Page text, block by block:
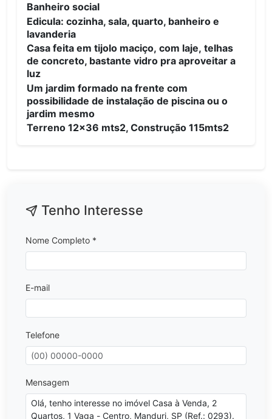
Banheiro social
Edicula: cozinha, sala, quarto, banheiro e
lavanderia
Casa feita em tijolo maciço, com laje, telhas
de concreto, bastante vidro pra aproveitar a
luz
Um jardim formado na frente com
possibilidade de instalação de piscina ou o
jardim mesmo
Terreno 12x36 mts2, Construção 115mts2
Tenho Interesse
Nome Completo *
E-mail
Telefone
Mensagem